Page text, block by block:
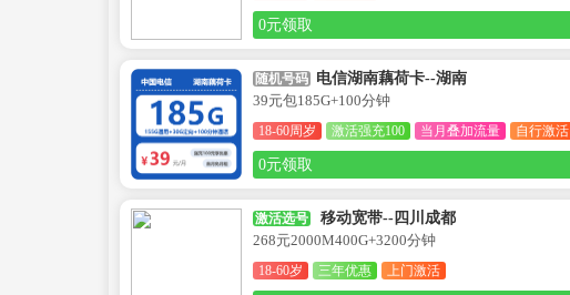
0元领取
随机号码 电信湖南藕荷卡--湖南
39元包185G+100分钟
18-60周岁 激活强充100 当月叠加流量 自行激活
0元领取
激活选号
移动宽带--四川成都
268元2000M400G+3200分钟
18-60岁 三年优惠 上门激活